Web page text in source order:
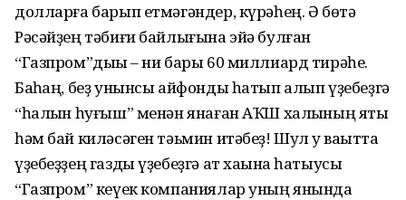
долларға барып етмәгәндер, күрәһең. Ә бөтә
Рәсәйҙең тәбиғи байлығына эйә булған
“Газпром”дыҡы – ни бары 60 миллиард тирәһе.
Баҡһаң, беҙ унынсы айфонды һатып алып үҙебеҙгә
“һалҡын һуғыш” менән янаған АҠШ халҡының яҡты
һәм бай киләсәген тәьмин итәбеҙ! Шул уҡ ваҡытта
үҙебеҙҙең газды үҙебеҙгә ат хаҡына һатыусы
“Газпром” кеүек компаниялар уның янында